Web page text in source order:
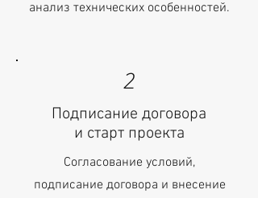
анализ технических особенностей.
2
Подписание договора
и старт проекта
Согласование условий,
подписание договора и внесение